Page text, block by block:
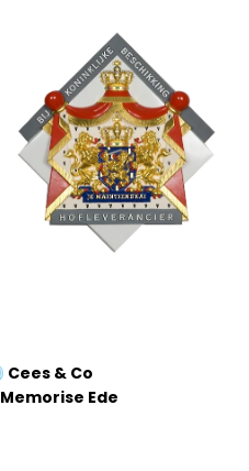
Cees & Co
Memorise Ede